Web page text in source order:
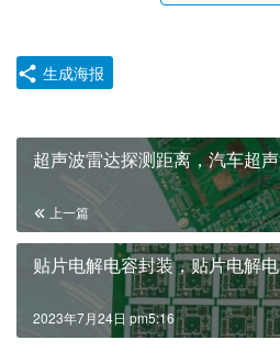
生成海报
超声波雷达探测距离，汽车超
上一篇
贴片电解电容封装，贴片电解
2023年7月24日 pm5:16